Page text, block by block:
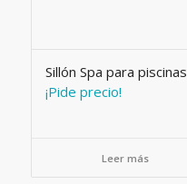
Sillón Spa para piscinas
¡Pide precio!
Leer más